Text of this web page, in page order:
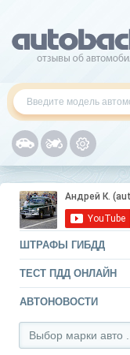
ШТРАФЫ ГИБДД
ТЕСТ ПДД ОНЛАЙН
АВТОНОВОСТИ
Выбор марки авто ...